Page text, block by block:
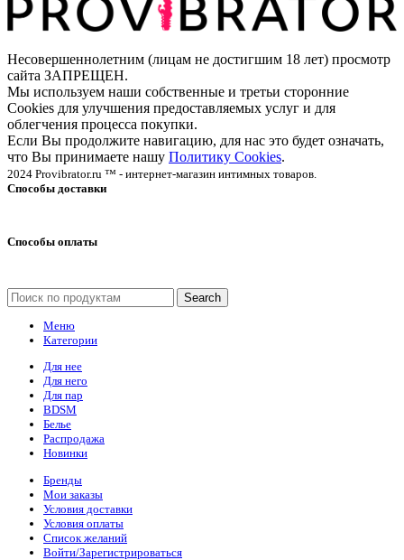
Несовершеннолетним (лицам не достигшим 18 лет) просмотр
сайта ЗАПРЕЩЕН.
Мы используем наши собственные и третьи сторонние
Cookies для улучшения предоставляемых услуг и для
облегчения процесса покупки.
Если Вы продолжите навигацию, для нас это будет означать,
что Вы принимаете нашу Политику Cookies.
2024 Provibrator.ru ™ - интернет-магазин интимных товаров.
Способы доставки
Способы оплаты
Search
Меню
Категории
Для нее
Для него
Для пар
BDSM
Белье
Распродажа
Новинки
Бренды
Мои заказы
Условия доставки
Условия оплаты
Список желаний
Войти/Зарегистрироваться